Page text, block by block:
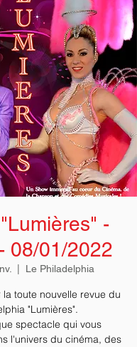
-
08/01/2022
Le Philadelphia
toute nouvelle revue du
"Lumières".
spectacle qui vous
l'univers du cinéma, des